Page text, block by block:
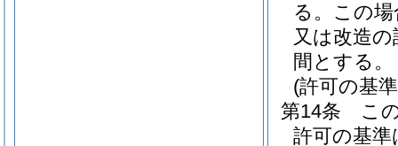
る。 この
又は改造
間とする。
(許可の基
第14条
こ
許可の基